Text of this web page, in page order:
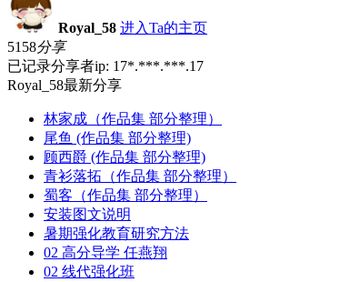
Royal_58 进入Ta的主页
5158分享
已记录分享者ip: 17*.***.***.17
Royal_58最新分享
林家成（作品集 部分整理）
尾鱼 (作品集 部分整理)
顾西爵 (作品集 部分整理)
青衫落拓（作品集 部分整理）
蜀客（作品集 部分整理）
安装图文说明
暑期强化教育研究方法
02 高分导学 任燕翔
02 线代强化班